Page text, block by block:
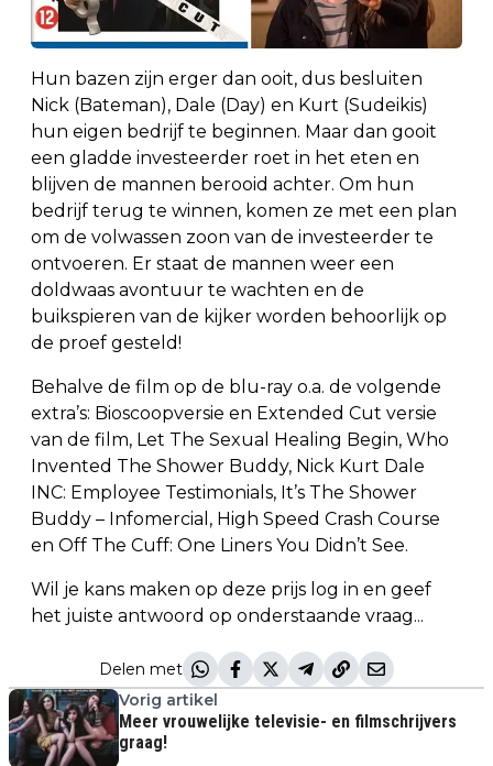
Hun bazen zijn erger dan ooit, dus besluiten
Nick (Bateman), Dale (Day) en Kurt (Sudeikis)
hun eigen bedrijf te beginnen. Maar dan gooit
een gladde investeerder roet in het eten en
blijven de mannen berooid achter. Om hun
bedrijf terug te winnen, komen ze met een plan
om de volwassen zoon van de investeerder te
ontvoeren. Er staat de mannen weer een
doldwaas avontuur te wachten en de
buikspieren van de kijker worden behoorlijk op
de proef gesteld!
Behalve de film op de blu-ray o.a. de volgende
extra’s: Bioscoopversie en Extended Cut versie
van de film, Let The Sexual Healing Begin, Who
Invented The Shower Buddy, Nick Kurt Dale
INC: Employee Testimonials, It’s The Shower
Buddy – Infomercial, High Speed Crash Course
en Off The Cuff: One Liners You Didn’t See.
Wil je kans maken op deze prijs log in en geef
het juiste antwoord op onderstaande vraag...
Delen met
Vorig artikel
Meer vrouwelijke televisie- en filmschrijvers
graag!